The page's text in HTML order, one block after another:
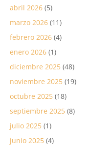
abril 2026 (5)
marzo 2026 (11)
febrero 2026 (4)
enero 2026 (1)
diciembre 2025 (48)
noviembre 2025 (19)
octubre 2025 (18)
septiembre 2025 (8)
julio 2025 (1)
junio 2025 (4)